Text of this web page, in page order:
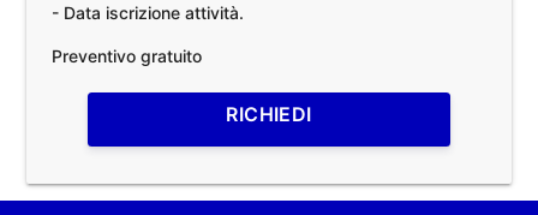
- Data iscrizione attività.
Preventivo gratuito
RICHIEDI